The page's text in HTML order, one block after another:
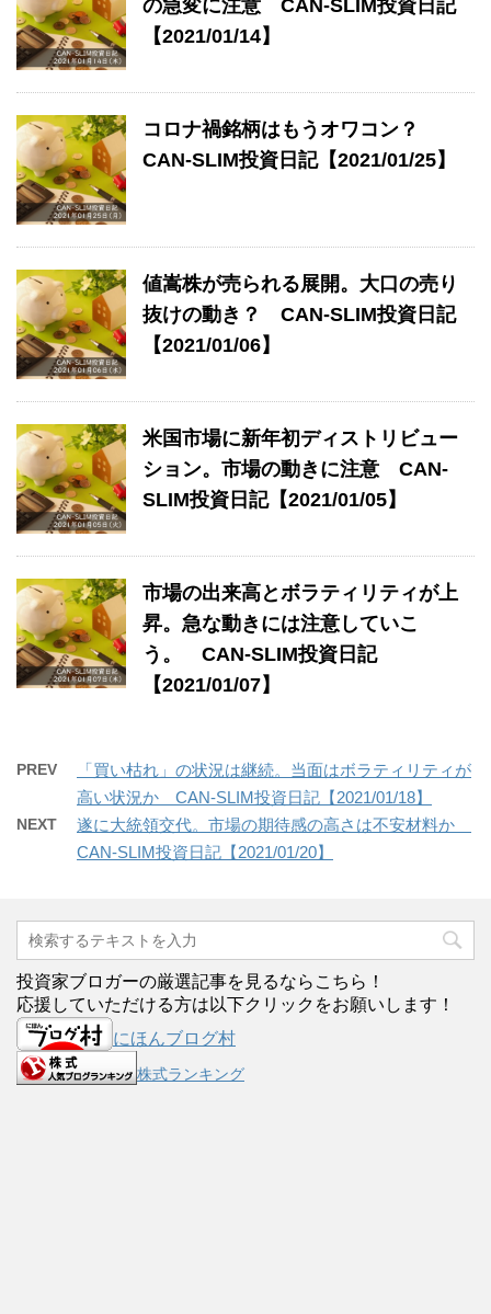
の急変に注意 CAN-SLIM投資日記
【2021/01/14】
コロナ禍銘柄はもうオワコン？
CAN-SLIM投資日記【2021/01/25】
値嵩株が売られる展開。大口の売り
抜けの動き？ CAN-SLIM投資日記
【2021/01/06】
米国市場に新年初ディストリビュー
ション。市場の動きに注意 CAN-
SLIM投資日記【2021/01/05】
市場の出来高とボラティリティが上
昇。急な動きには注意していこ
う。 CAN-SLIM投資日記
【2021/01/07】
PREV
「買い枯れ」の状況は継続。当面はボラティリティが
高い状況か CAN-SLIM投資日記【2021/01/18】
NEXT
遂に大統領交代。市場の期待感の高さは不安材料か
CAN-SLIM投資日記【2021/01/20】
投資家ブロガーの厳選記事を見るならこちら！
応援していただける方は以下クリックをお願いします！
にほんブログ村
株式ランキング